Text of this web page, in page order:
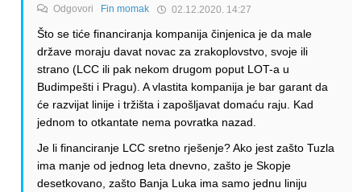
Odgovori Fin momak 02.12.2020. 14:27
Što se tiće financiranja kompanija činjenica je da male
države moraju davat novac za zrakoplovstvo, svoje ili
strano (LCC ili pak nekom drugom poput LOT-a u
Budimpešti i Pragu). A vlastita kompanija je bar garant da
će razvijat linije i tržišta i zapošljavat domaću raju. Kad
jednom to otkantate nema povratka nazad.
Je li financiranje LCC sretno rješenje? Ako jest zašto Tuzla
ima manje od jednog leta dnevno, zašto je Skopje
desetkovano, zašto Banja Luka ima samo jednu liniju